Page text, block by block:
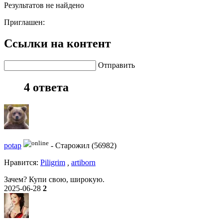
Результатов не найдено
Приглашен:
Ссылки на контент
Отправить
4 ответа
potap - Старожил (56982)
Нравитcя: Piligrim
artiborn
Зачем? Купи свою, широкую.
2025-06-28 2